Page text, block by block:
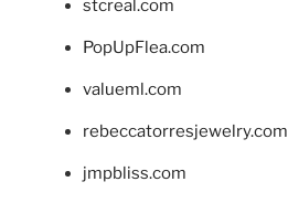
stcreal.com
PopUpFlea.com
valueml.com
rebeccatorresjewelry.com
jmpbliss.com